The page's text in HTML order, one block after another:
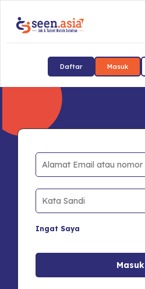
Daftar Masuk
Ingat Saya